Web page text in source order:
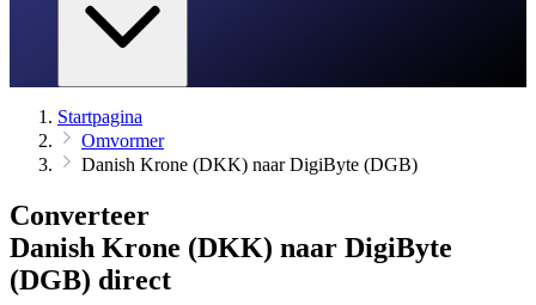
Startpagina
Omvormer
Danish Krone (DKK) naar DigiByte (DGB)
Converteer
Danish Krone (DKK) naar DigiByte
(DGB) direct